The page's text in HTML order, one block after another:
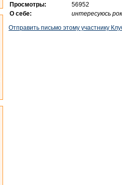
Просмотры:
56952
О себе:
интересуюсь
Отправить письмо этому участнику